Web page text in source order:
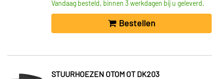
Vandaag besteld, binnen 3 werkdagen bij u geleverd.
Bestellen
STUURHOEZEN OTOM OT DK203